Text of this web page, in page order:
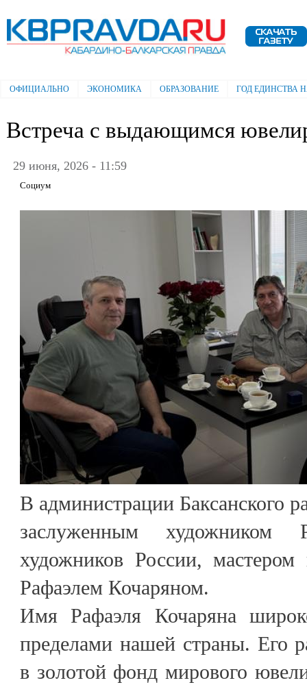
Электронная газета "Кабардино-
Балкарская правда"
Главное меню
ОФИЦИАЛЬНО ЭКОНОМИКА ОБРАЗОВАНИЕ ГОД ЕДИНСТВА
Встреча с выдающимся
29 июня, 2026 - 11:59
Социум
В администрации Баксанского
заслуженным
художников России, мастером
Рафаэлем Кочаряном.
Имя Рафаэля Кочаряна
пределами нашей страны. Его
в золотой фонд мирового